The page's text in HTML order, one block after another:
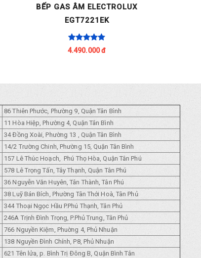
BẾP GAS ÂM ELECTROLUX
EGT7221EK
4.490.000 đ
86 Thiên Phước, Phường 9, Quận Tân Bình
11 Hòa Hiệp, Phường 4, Quận Tân Bình
34 Đồng Xoài, Phường 13 , Quận Tân Bình
14/2 Trường Chinh, Phường 15, Quận Tân Bình
157 Lê Thúc Hoạch, Phú Thọ Hòa, Quận Tân Phú
578 Lê Trọng Tấn, Tây Thạnh, Quận Tân Phú
36 Nguyễn Văn Huyên, Tân Thành, Tân Phú
38 Luỹ Bán Bích, Phường Tân Thới Hoà, Tân Phủ
344 Thoại Ngọc Hầu P.Phú Thạnh, Tân Phủ
246A Trịnh Đình Trọng, P.Phủ Trung, Tân Phủ
766 Nguyền Kiệm, Phuờng 4, Phủ Nhuận
138 Nguyền Đình Chính, P8, Phủ Nhuận
621 Tên lửa, p. Bình Trị Đông B, Quận Bình Tân